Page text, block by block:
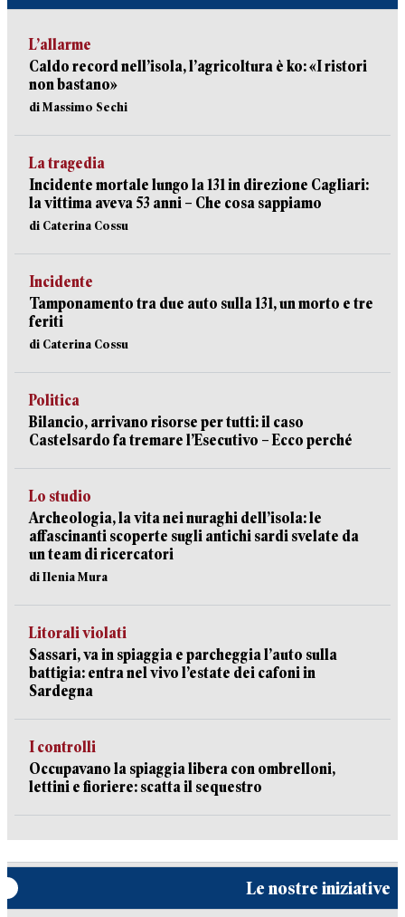
L’allarme
Caldo record nell’isola, l’agricoltura è ko: «I ristori
non bastano»
di Massimo Sechi
La tragedia
Incidente mortale lungo la 131 in direzione Cagliari:
la vittima aveva 53 anni – Che cosa sappiamo
di Caterina Cossu
Incidente
Tamponamento tra due auto sulla 131, un morto e tre
feriti
di Caterina Cossu
Politica
Bilancio, arrivano risorse per tutti: il caso
Castelsardo fa tremare l’Esecutivo – Ecco perché
Lo studio
Archeologia, la vita nei nuraghi dell’isola: le
affascinanti scoperte sugli antichi sardi svelate da
un team di ricercatori
di Ilenia Mura
Litorali violati
Sassari, va in spiaggia e parcheggia l’auto sulla
battigia: entra nel vivo l’estate dei cafoni in
Sardegna
I controlli
Occupavano la spiaggia libera con ombrelloni,
lettini e fioriere: scatta il sequestro
Le nostre iniziative